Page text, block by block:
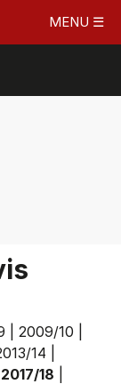
MENU ☰
2009/10
14
2017/18